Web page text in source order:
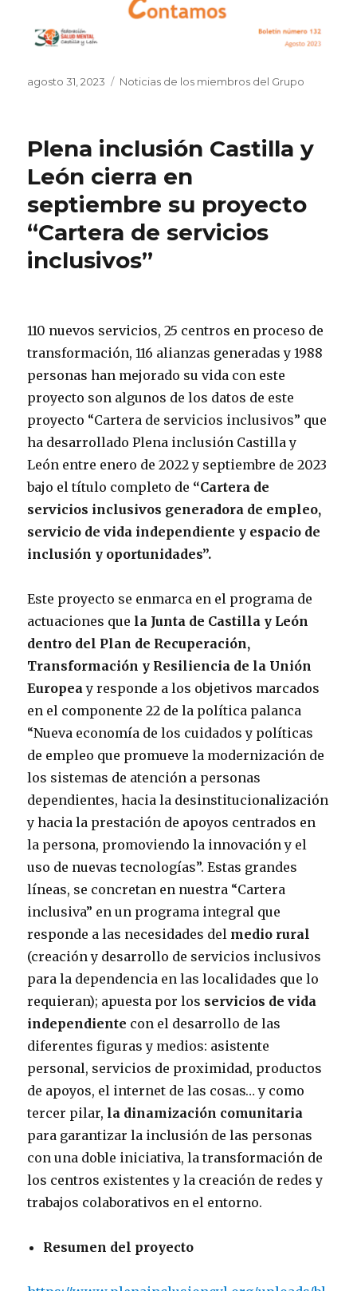
Publicado
agosto 31, 2023 Categorías
Noticias de los miembros del Grupo
Plena inclusión Castilla y
León cierra en
septiembre su proyecto
“Cartera de servicios
inclusivos”
110 nuevos servicios, 25 centros en proceso de
transformación, 116 alianzas generadas y 1988
personas han mejorado su vida con este
proyecto son algunos de los datos de este
proyecto “Cartera de servicios inclusivos” que
ha desarrollado Plena inclusión Castilla y
León entre enero de 2022 y septiembre de 2023
bajo el título completo de “Cartera de
servicios inclusivos generadora de empleo,
servicio de vida independiente y espacio de
inclusión y oportunidades”.
Este proyecto se enmarca en el programa de
actuaciones que la Junta de Castilla y León
dentro del Plan de Recuperación,
Transformación y Resiliencia de la Unión
Europeay responde a los objetivos marcados
en el componente 22 de la política palanca
“Nueva economía de los cuidados y políticas
de empleo que promueve la modernización de
los sistemas de atención a personas
dependientes, hacia la desinstitucionalización
y hacia la prestación de apoyos centrados en
la persona, promoviendo la innovación y el
uso de nuevas tecnologías”. Estas grandes
líneas, se concretan en nuestra “Cartera
inclusiva” en un programa integral que
responde a las necesidades del medio rural
(creación y desarrollo de servicios inclusivos
para la dependencia en las localidades que lo
requieran); apuesta por los servicios de vida
independiente con el desarrollo de las
diferentes figuras y medios: asistente
personal, servicios de proximidad, productos
de apoyos, el internet de las cosas… y como
tercer pilar, la dinamización comunitaria
para garantizar la inclusión de las personas
con una doble iniciativa, la transformación de
los centros existentes y la creación de redes y
trabajos colaborativos en el entorno.
Resumen del proyecto